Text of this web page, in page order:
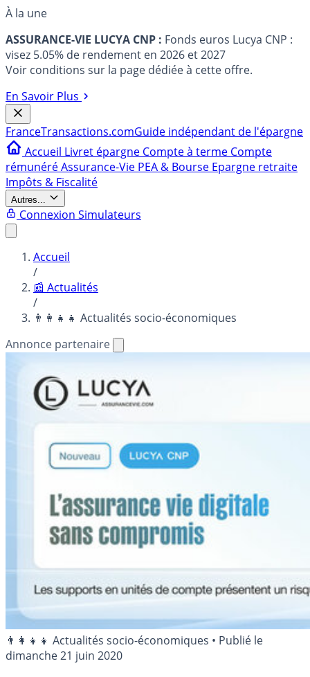
À la une
ASSURANCE-VIE LUCYA CNP : Fonds euros Lucya CNP :
visez 5.05% de rendement en 2026 et 2027
Voir conditions sur la page dédiée à cette offre.
En Savoir Plus
FranceTransactions.comGuide indépendant de l'épargne
Accueil Livret épargne Compte à terme Compte
rémunéréAssurance-Vie PEA & Bourse Epargne retraite
Impôts & Fiscalité
Autres...
Connexion Simulateurs
Accueil
/
📰 Actualités
/
👨‍👩‍👧‍👧 Actualités socio-économiques
Annonce partenaire
👨‍👩‍👧‍👧 Actualités socio-économiques • Publié le
dimanche 21 juin 2020